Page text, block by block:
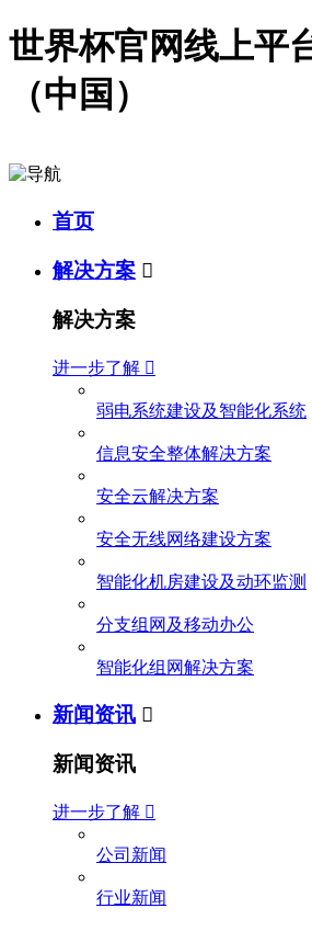
世界杯官网线上平
（中国）
首页
解决方案 
解决方案
进一步了解 
弱电系统建设及智能化系统
信息安全整体解决方案
安全云解决方案
安全无线网络建设方案
智能化机房建设及动环监测
分支组网及移动办公
智能化组网解决方案
新闻资讯 
新闻资讯
进一步了解 
公司新闻
行业新闻